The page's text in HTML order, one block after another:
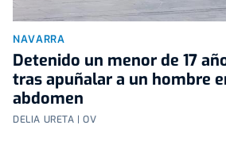
NAVARRA
Detenido un menor de 17
tras apuñalar a un hombre
abdomen
DELIA URETA | OV